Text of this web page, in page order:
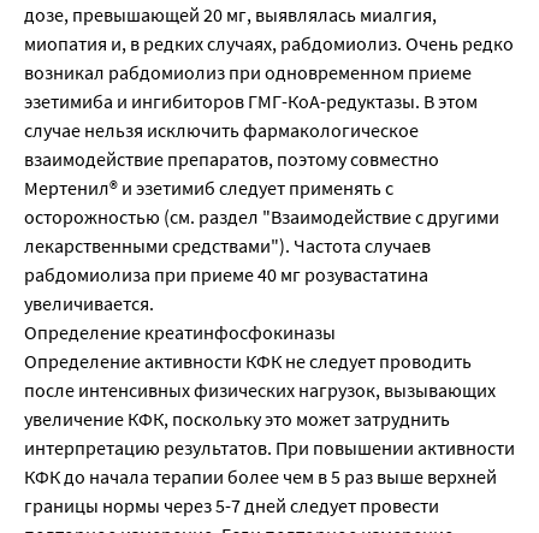
дозе, превышающей 20 мг, выявлялась миалгия,
миопатия и, в редких случаях, рабдомиолиз. Очень редко
возникал рабдомиолиз при одновременном приеме
эзетимиба и ингибиторов ГМГ-КоА-редуктазы. В этом
случае нельзя исключить фармакологическое
взаимодействие препаратов, поэтому совместно
Мертенил® и эзетимиб следует применять с
осторожностью (см. раздел "Взаимодействие с другими
лекарственными средствами"). Частота случаев
рабдомиолиза при приеме 40 мг розувастатина
увеличивается.
Определение креатинфосфокиназы
Определение активности КФК не следует проводить
после интенсивных физических нагрузок, вызывающих
увеличение КФК, поскольку это может затруднить
интерпретацию результатов. При повышении активности
КФК до начала терапии более чем в 5 раз выше верхней
границы нормы через 5-7 дней следует провести